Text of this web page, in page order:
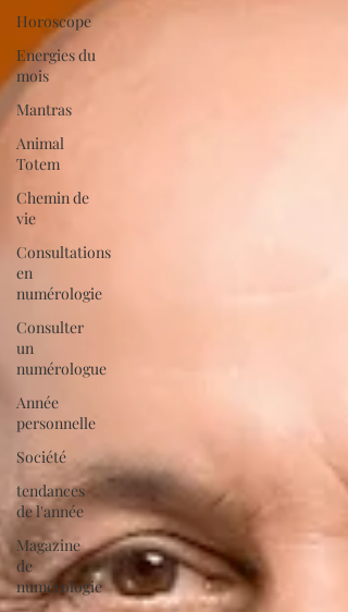
Horoscope
Energies du
mois
Mantras
Animal
Totem
Chemin de
vie
Consultations
en
numérologie
Consulter
un
numérologue
Année
personnelle
Société
tendances
de l'année
Magazine
de
numérologie